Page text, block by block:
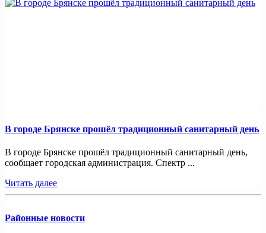
В городе Брянске прошёл традиционный санитарный день
В городе Брянске прошёл традиционный санитарный день,
сообщает городская администрация. Спектр ...
Читать далее
Районные новости